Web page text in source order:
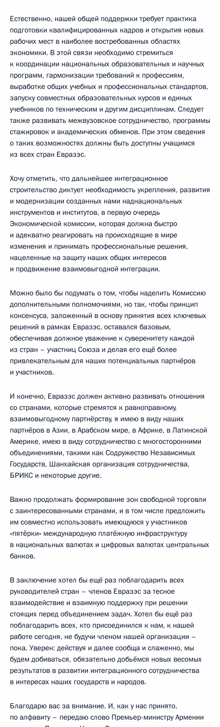
Естественно, нашей общей поддержки требует практика
подготовки квалифицированных кадров и открытия новых
рабочих мест в наиболее востребованных областях
экономики. В этой связи необходимо стремиться
к координации национальных образовательных и научных
программ, гармонизации требований к профессиям,
выработке общих учебных и профессиональных стандартов,
запуску совместных образовательных курсов и единых
учебников по техническим и другим дисциплинам. Следует
также развивать межвузовское сотрудничество, программы
стажировок и академических обменов. При этом сведения
о таких возможностях должны быть доступны учащимся
из всех стран Евразэс.
Хочу отметить, что дальнейшее интеграционное
строительство диктует необходимость укрепления, развития
и модернизации созданных нами наднациональных
инструментов и институтов, в первую очередь
Экономической комиссии, которая должна быстро
и адекватно реагировать на происходящие в мире
изменения и принимать профессиональные решения,
нацеленные на защиту наших общих интересов
и продвижение взаимовыгодной интеграции.
Можно было бы подумать о том, чтобы наделить Комиссию
дополнительными полномочиями, но так, чтобы принцип
консенсуса, заложенный в основу принятия всех ключевых
решений в рамках Евразэс, оставался базовым,
обеспечивая должное уважение к суверенитету каждой
из стран – участниц Союза и делая его ещё более
привлекательным для наших потенциальных партнёров
и участников.
И конечно, Евразэс должен активно развивать отношения
со странами, которые стремятся к равноправному,
взаимовыгодному партнёрству, я имею в виду наших
партнёров в Азии, в Арабском мире, в Африке, в Латинской
Америке, имею в виду сотрудничество с многосторонними
объединениями, такими как Содружество Независимых
Государств, Шанхайская организация сотрудничества,
БРИКС и некоторые другие.
Важно продолжать формирование зон свободной торговли
с заинтересованными странами, и в том числе предложить
им совместно использовать имеющуюся у участников
«пятёрки» международную платёжную инфраструктуру
в национальных валютах и цифровых валютах центральных
банков.
В заключение хотел бы ещё раз поблагодарить всех
руководителей стран – членов Евразэс за тесное
взаимодействие и взаимную поддержку при решении
стоящих перед объединением задач. Хотел бы ещё раз
поблагодарить всех, кто присоединился к нам, к нашей
работе сегодня, не будучи членом нашей организации –
пока. Уверен: действуя и далее сообща и слаженно, мы
будем добиваться, обязательно добьёмся новых весомых
результатов в развитии интеграционного сотрудничества
в интересах наших государств и народов.
Благодарю вас за внимание. И, как у нас принято,
по алфавиту – передаю слово Премьер-министру Армении